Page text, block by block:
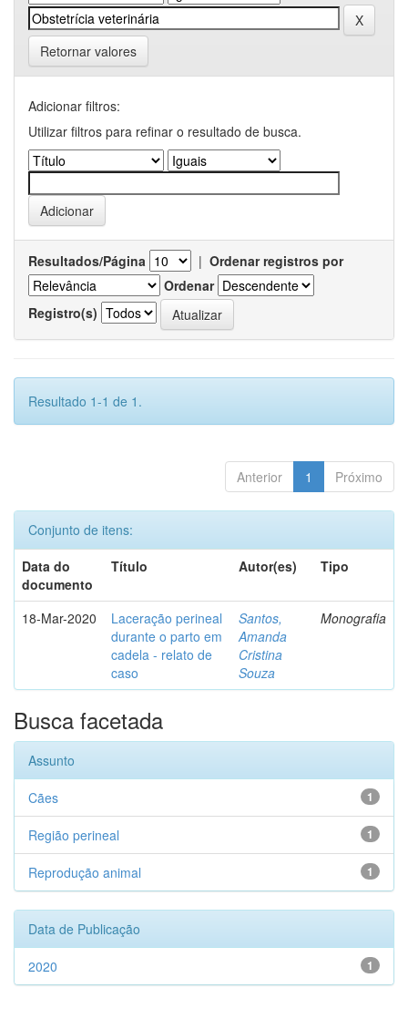
Retornar valores
Adicionar filtros:
Utilizar filtros para refinar o resultado de busca.
Resultados/Página | Ordenar registros por
Ordenar
Registro(s)
Resultado 1-1 de 1.
Anterior 1 Próximo
Conjunto de itens:
Data do
documento
Título Autor(es) Tipo
18-Mar-2020
Laceração perineal
durante o parto em
cadela - relato de
caso
Santos,
Amanda
Cristina
Souza
Monografia
Busca facetada
Assunto
1
Cães
1
Região perineal
1
Reprodução animal
Data de Publicação
1
2020